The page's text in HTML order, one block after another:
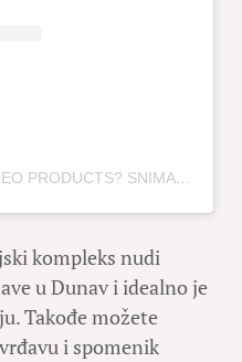
A post shared by DRONE VIDEO PRODUCTS? SNIMANJE SA FPV/MAVIC/360° (@bubnovfpv)
kompleks nudi
u Dunav i idealno je
Takođe možete
i spomenik